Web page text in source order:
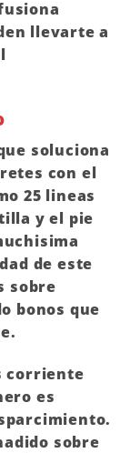
llevarte a
soluciona
con el
25 lineas
y el pie
de este
sobre
bonos que
corriente
es
sobre